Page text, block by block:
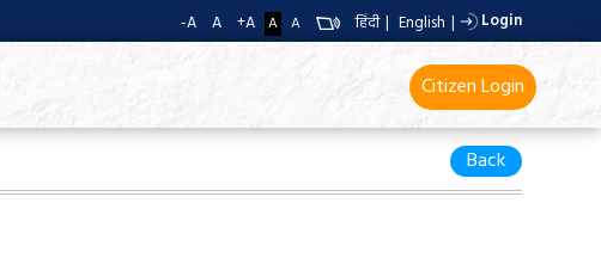
-A A +A A A हिंदी | English | Login
Citizen Login
Back